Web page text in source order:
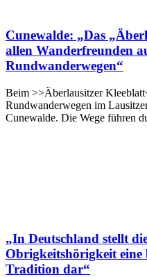
Cunewalde: „Das
allen Wanderfreunden
Rundwanderwegen“
Beim >>Äberlausitzer
Rundwanderwegen im
Cunewalde. Die Wege führen
„In Deutschland stellt
Obrigkeitshörigkeit eine
Tradition dar“